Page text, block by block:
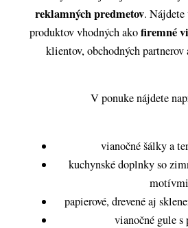
reklamných predmetov.
produktov vhodných akofiremné
klientov, obchodných partnerov
V ponuke nájdete
vianočné šálky a
kuchynské doplnky so
papierové, drevené aj
vianočné gule s